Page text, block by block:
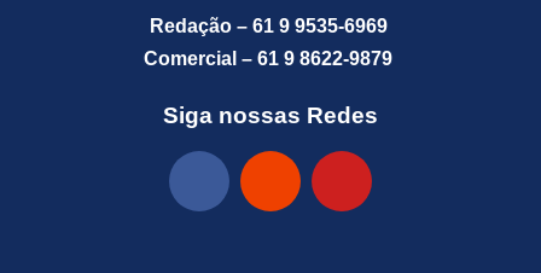
Redação – 61 9 9535-6969
Comercial – 61 9 8622-9879
Siga nossas Redes